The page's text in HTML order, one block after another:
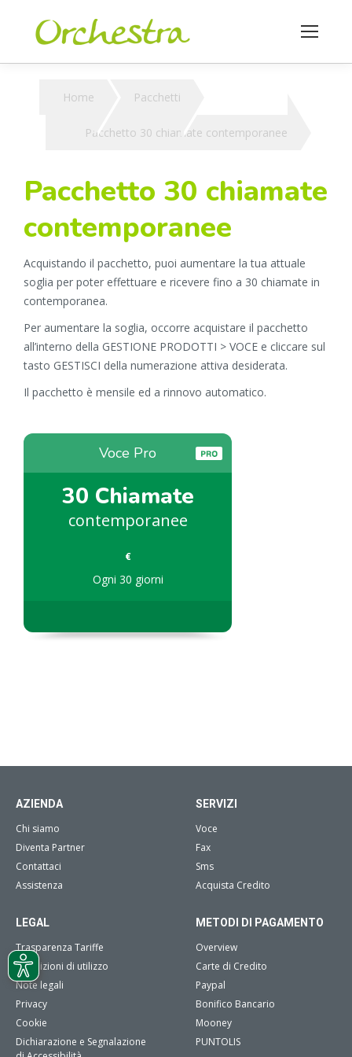
Home Pacchetti
Pacchetto 30 chiamate contemporanee
Pacchetto 30 chiamate
contemporanee
Acquistando il pacchetto, puoi aumentare la tua attuale
soglia per poter effettuare e ricevere fino a 30 chiamate in
contemporanea.
Per aumentare la soglia, occorre acquistare il pacchetto
all’interno della GESTIONE PRODOTTI > VOCE e cliccare sul
tasto GESTISCI della numerazione attiva desiderata.
Il pacchetto è mensile ed a rinnovo automatico.
Voce Pro
30 Chiamate
contemporanee
€
Ogni 30 giorni
AZIENDA
Chi siamo
Diventa Partner
Contattaci
Assistenza
SERVIZI
Voce
Fax
Sms
Acquista Credito
LEGAL
Trasparenza Tariffe
Condizioni di utilizzo
Note legali
Privacy
Cookie
Dichiarazione e Segnalazione
METODI DI PAGAMENTO
Overview
Carte di Credito
Paypal
Bonifico Bancario
Mooney
PUNTOLIS